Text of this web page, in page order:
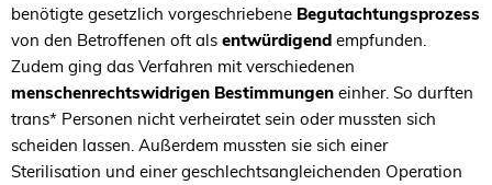
benötigte gesetzlich vorgeschriebene Begutachtungsprozess
von den Betroffenen oft als entwürdigend empfunden.
Zudem ging das Verfahren mit verschiedenen
menschenrechtswidrigen Bestimmungen einher. So durften
trans* Personen nicht verheiratet sein oder mussten sich
scheiden lassen. Außerdem mussten sie sich einer
Sterilisation und einer geschlechtsangleichenden Operation